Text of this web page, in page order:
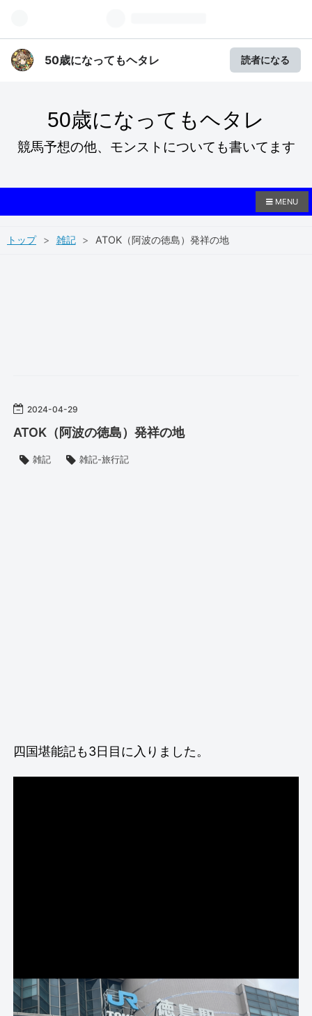
50歳になってもヘタレ 読者になる
50歳になってもヘタレ
競馬予想の他、モンストについても書いてます
MENU
トップ > 雑記 > ATOK（阿波の徳島）発祥の地
2024-04-29
ATOK（阿波の徳島）発祥の地
雑記 雑記-旅行記
四国堪能記も3日目に入りました。